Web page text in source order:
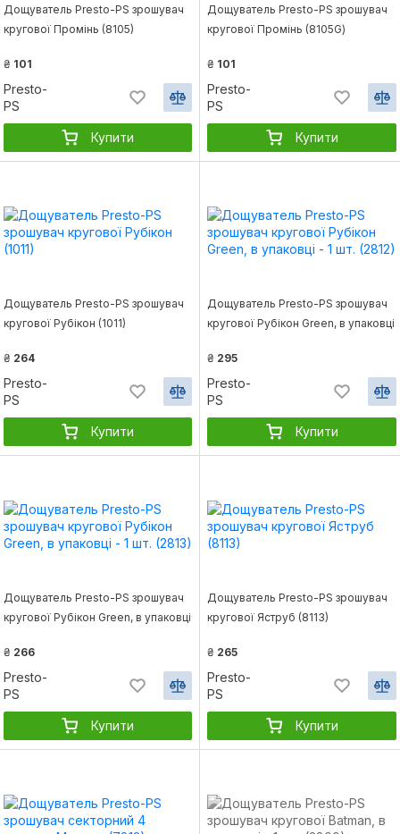
Дощуватель Presto-PS зрошувач
кругової Промінь (8105)
₴ 101
Presto-
PS
Купити
Дощуватель Presto-PS зрошувач
кругової Промінь (8105G)
₴ 101
Presto-
PS
Купити
Дощуватель Presto-PS зрошувач
кругової Рубікон (1011)
₴ 264
Presto-
PS
Купити
Дощуватель Presto-PS зрошувач
кругової Рубікон Green, в упаковці
₴ 295
Presto-
PS
Купити
Дощуватель Presto-PS зрошувач
кругової Рубікон Green, в упаковці
₴ 266
Presto-
PS
Купити
Дощуватель Presto-PS зрошувач
кругової Яструб (8113)
₴ 265
Presto-
PS
Купити